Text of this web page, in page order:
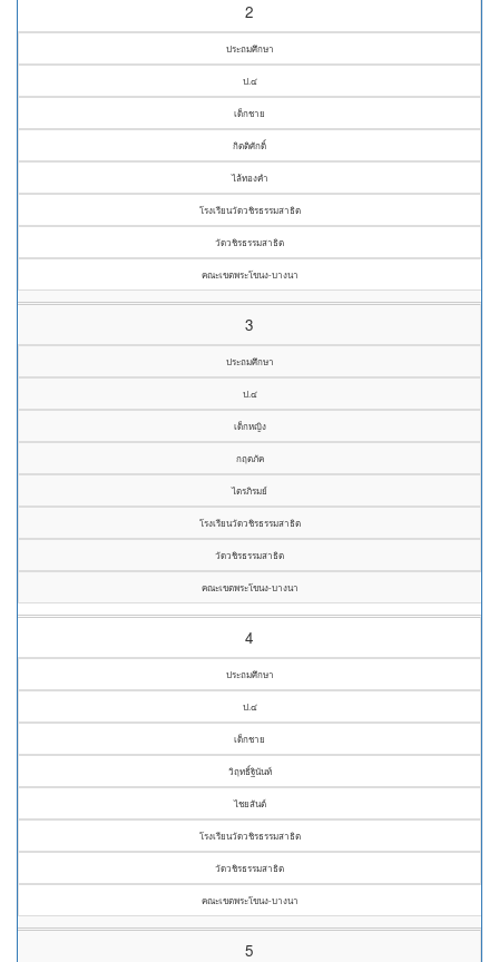
2
ประถมศึกษา
ป.๔
เด็กชาย
กิตติศักดิ์
ไล้ทองคำ
โรงเรียนวัดวชิรธรรมสาธิต
วัดวชิรธรรมสาธิต
คณะเขตพระโขนง-บางนา
3
ประถมศึกษา
ป.๔
เด็กหญิง
กฤตภัค
ไตรภิรมย์
โรงเรียนวัดวชิรธรรมสาธิต
วัดวชิรธรรมสาธิต
คณะเขตพระโขนง-บางนา
4
ประถมศึกษา
ป.๔
เด็กชาย
วิฤทธิ์ฐินันท์
ไชยสันต์
โรงเรียนวัดวชิรธรรมสาธิต
วัดวชิรธรรมสาธิต
คณะเขตพระโขนง-บางนา
5